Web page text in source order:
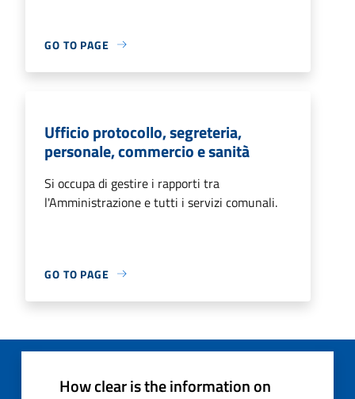
GO TO PAGE
Ufficio protocollo, segreteria,
personale, commercio e sanità
Si occupa di gestire i rapporti tra
l'Amministrazione e tutti i servizi comunali.
GO TO PAGE
How clear is the information on